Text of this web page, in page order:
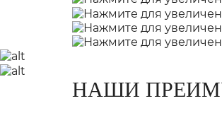
НАШИ